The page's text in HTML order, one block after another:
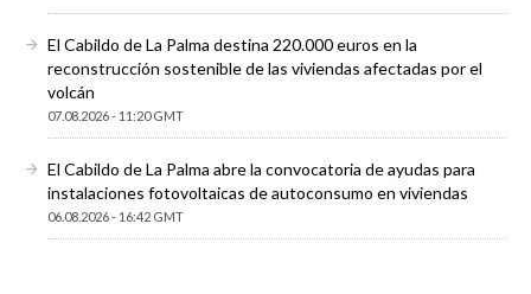
El Cabildo de La Palma destina 220.000 euros en la
reconstrucción sostenible de las viviendas afectadas por el
volcán
07.08.2026 - 11:20 GMT
El Cabildo de La Palma abre la convocatoria de ayudas para
instalaciones fotovoltaicas de autoconsumo en viviendas
06.08.2026 - 16:42 GMT